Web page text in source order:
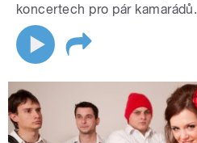
koncertech pro pár kamarádů.